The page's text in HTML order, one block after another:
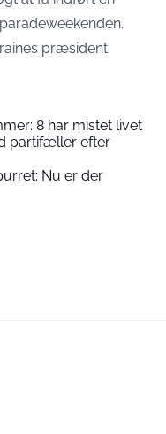
præsident
8 har mistet livet
partifæller efter
Nu er der